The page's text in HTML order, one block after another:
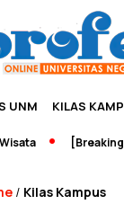
UNM KILAS
[Breaking News]
/ Kilas Kampus